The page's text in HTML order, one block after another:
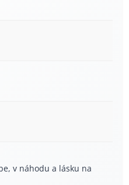
v náhodu a lásku na